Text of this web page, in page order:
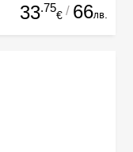
33.75
€ / 66лв.